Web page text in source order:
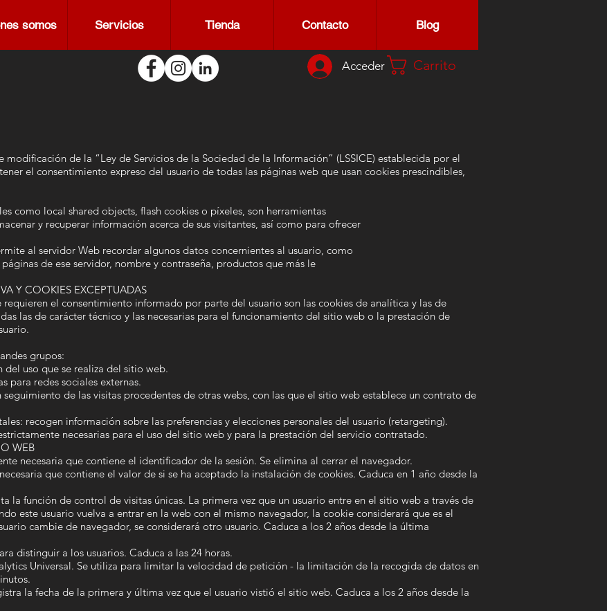
somos Servicios Tienda Contacto Blog
Acceder Carrito
de la “Ley de Servicios de la Sociedad de la Información” (LSSICE) establecida por el
el consentimiento expreso del usuario de todas las páginas web que usan cookies prescindibles,
como local shared objects, flash cookies o píxeles, son herramientas
y recuperar información acerca de sus visitantes, así como para ofrecer
al servidor Web recordar algunos datos concernientes al usuario, como
de ese servidor, nombre y contraseña, productos que más le
Y COOKIES EXCEPTUADAS
requieren el consentimiento informado por parte del usuario son las cookies de analítica y las de
las de carácter técnico y las necesarias para el funcionamiento del sitio web o la prestación de
grupos:
uso que se realiza del sitio web.
para redes sociales externas.
de las visitas procedentes de otras webs, con las que el sitio web establece un contrato de
recogen información sobre las preferencias y elecciones personales del usuario (retargeting).
necesarias para el uso del sitio web y para la prestación del servicio contratado.
WEB
necesaria que contiene el identificador de la sesión. Se elimina al cerrar el navegador.
que contiene el valor de si se ha aceptado la instalación de cookies. Caduca en 1 año desde la
la función de control de visitas únicas. La primera vez que un usuario entre en el sitio web a través de
este usuario vuelva a entrar en la web con el mismo navegador, la cookie considerará que es el
cambie de navegador, se considerará otro usuario. Caduca a los 2 años desde la última
distinguir a los usuarios. Caduca a las 24 horas.
Universal. Se utiliza para limitar la velocidad de petición - la limitación de la recogida de datos en
la fecha de la primera y última vez que el usuario vistió el sitio web. Caduca a los 2 años desde la